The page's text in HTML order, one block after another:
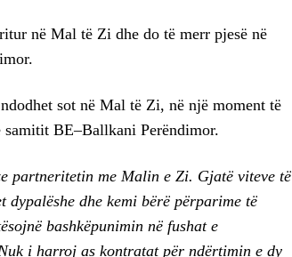
në Mal të Zi dhe do të merr pjesë në
sot në Mal të Zi, në një moment të
samitit BE–Ballkani Perëndimor.
partneritetin me Malin e Zi. Gjatë viteve të
dypalëshe dhe kemi bërë përparime të
bashkëpunimin në fushat e
i harroj as kontratat për ndërtimin e dy